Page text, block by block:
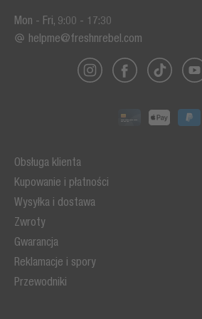
Obsługa klienta
Kupowanie i płatności
Wysyłka i dostawa
Zwroty
Gwarancja
Reklamacje i spory
Przewodniki
Mon - Fri, 9:00 - 17:30
helpme@freshnrebel.com